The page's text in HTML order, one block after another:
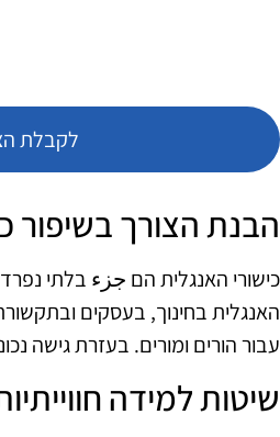
לקבלת
הבנת הצורך בשיפור
כישורי האנגלית הם جزء בלתי
האנגלית בחינוך, בעסקים
עבור הורים ומורים. בעזרת גישה
שיטות למידה